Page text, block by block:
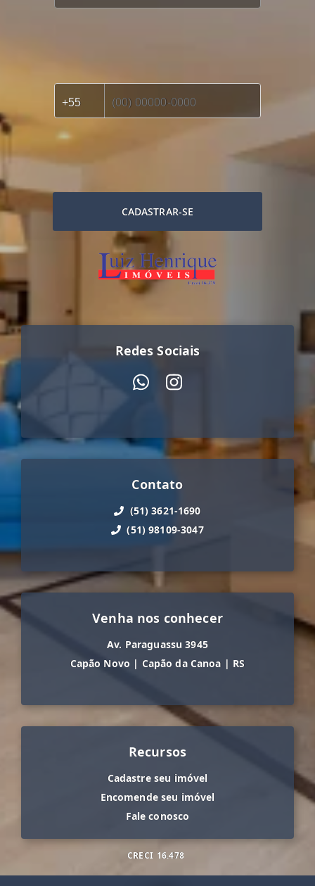
CADASTRAR-SE
Redes Sociais
Contato
(51) 3621-1690
(51) 98109-3047
Venha nos conhecer
Av. Paraguassu 3945
Capão Novo | Capão da Canoa | RS
Recursos
Cadastre seu imóvel
Encomende seu imóvel
Fale conosco
CRECI 16.478